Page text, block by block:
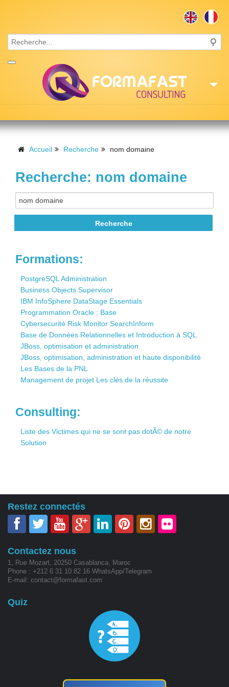
Recrutement
Contact
Accueil Recherche nom domaine
Recherche: nom domaine
Formations:
PostgreSQL Administration
Business Objects Supervisor
IBM InfoSphere DataStage Essentials
Programmation Oracle : Base
Cybersecurité Risk Monitor SearchInform
Base de Données Relationnelles et Introduction à SQL
JBoss, optimisation et administration
JBoss, optimisation, administration et haute disponibilité
Les Bases de la PNL
Management de projet Les clés de la réussite
Consulting:
Liste des Victimes qui ne se sont pas dotÃ© de notre
Solution
Restez connectés
Contactez nous
1, Rue Mozart, 20250 Casablanca, Maroc
Phone : +212 6 31 10 82 16 WhatsApp/Telegram
E-mail: contact@formafast.com
Quiz